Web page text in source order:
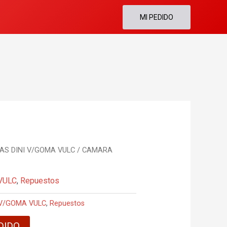
MI PEDIDO
DINI V/GOMA VULC / CAMARA
, Repuestos
GOMA VULC, Repuestos